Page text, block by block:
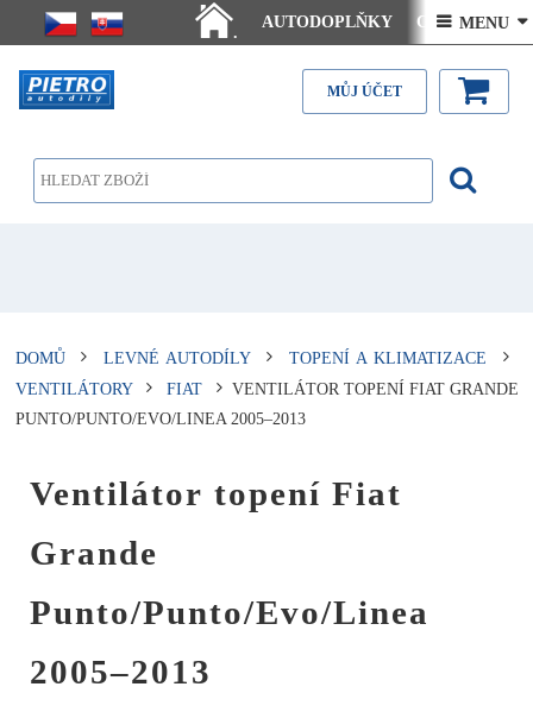
.
AUTODOPLŇKY Ceny doručení
Články - návody Kontakt
 MENU 
MŮJ ÚČET
DOMŮ LEVNÉ AUTODÍLY
TOPENÍ A KLIMATIZACE
VENTILÁTORY
FIAT
VENTILÁTOR TOPENÍ FIAT GRANDE
PUNTO/PUNTO/EVO/LINEA 2005–2013
Ventilátor topení Fiat
Grande
Punto/Punto/Evo/Linea
2005–2013